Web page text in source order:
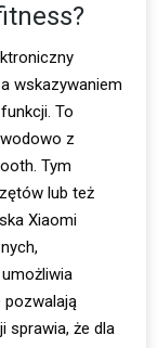
wskazywaniem
To
z
Tym
lub też
Xiaomi
pozwalają
sprawia, że dla